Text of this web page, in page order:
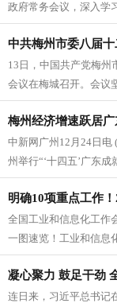
政府常务会议，深入学
议、中央政治局民主生
中共梅州市委八届
恩 奋发图强 全力开
13日，中国共产党梅州
会议在梅城召开。会议
导，深入贯彻党的二十
梅州经济增速跃居
中新网广州12月24日电
州举行“‘十四五’广东
晖表示，梅州市...
明确10项重点工作
全国工业和信息化工作
一图速览！工业和信息
制：李永强...
凝心聚力 鼓足干劲
作会议精神引发热烈
连日来，习近平总书记